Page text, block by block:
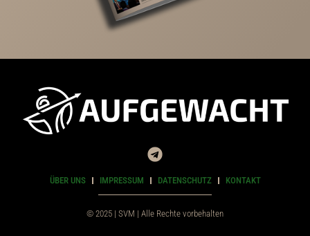
ÜBER UNS IMPRESSUM DATENSCHUTZ KONTAKT
© 2025 | SVM | Alle Rechte vorbehalten